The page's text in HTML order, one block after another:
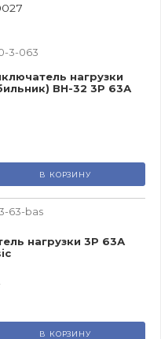
3-063
нагрузки
ВН-32 3P 63А
В КОРЗИНУ
63-bas
нагрузки 3P 63А
В КОРЗИНУ